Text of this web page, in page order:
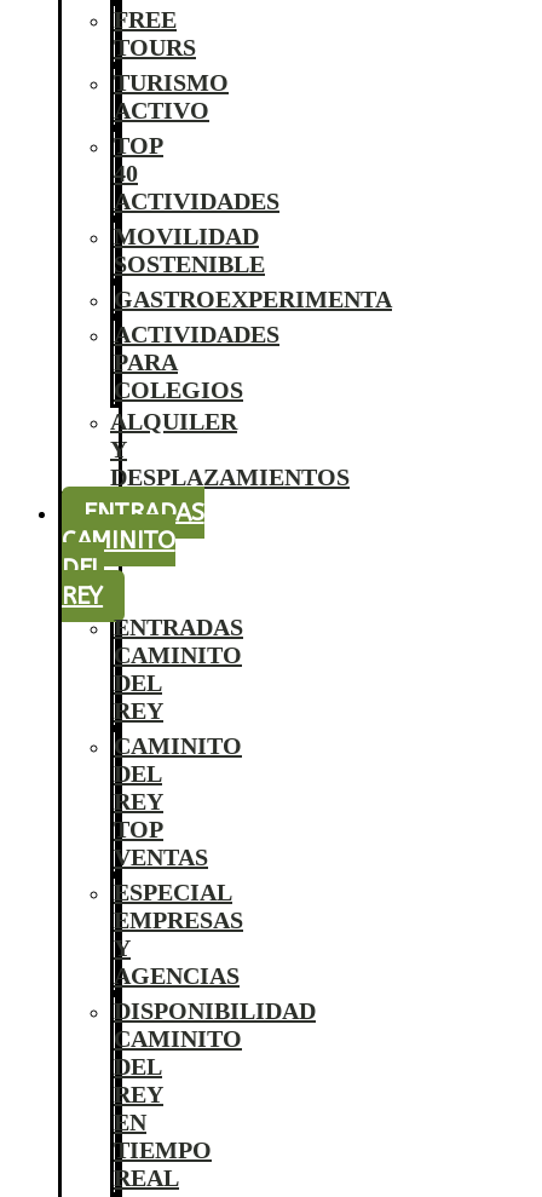
FREE
TOURS
TURISMO
ACTIVO
TOP
40
ACTIVIDADES
MOVILIDAD
SOSTENIBLE
GASTROEXPERIMENTA
ACTIVIDADES
PARA
COLEGIOS
ALQUILER
Y
DESPLAZAMIENTOS
ENTRADAS
CAMINITO
DEL
REY
ENTRADAS
CAMINITO
DEL
REY
CAMINITO
DEL
REY
TOP
VENTAS
ESPECIAL
EMPRESAS
Y
AGENCIAS
DISPONIBILIDAD
CAMINITO
DEL
REY
EN
TIEMPO
REAL